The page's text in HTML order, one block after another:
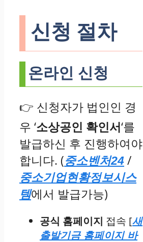
신청 절차
온라인 신청
👉 신청자가 법인인 경
우 ‘소상공인 확인서‘를
발급하신 후 진행하여야
합니다. (중소벤처24 /
중소기업현황정보시스
템에서 발급가능)
공식 홈페이지 접속 [새
출발기금 홈페이지 바